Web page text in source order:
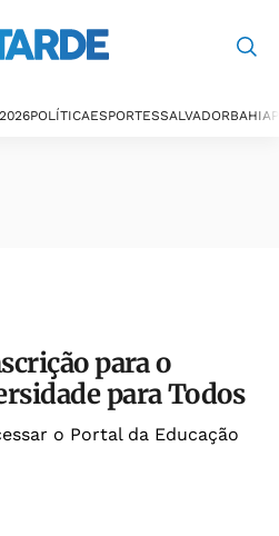
POLÍTICAESPORTESSALVADORBAHIA
para o
para Todos
o Portal da Educação